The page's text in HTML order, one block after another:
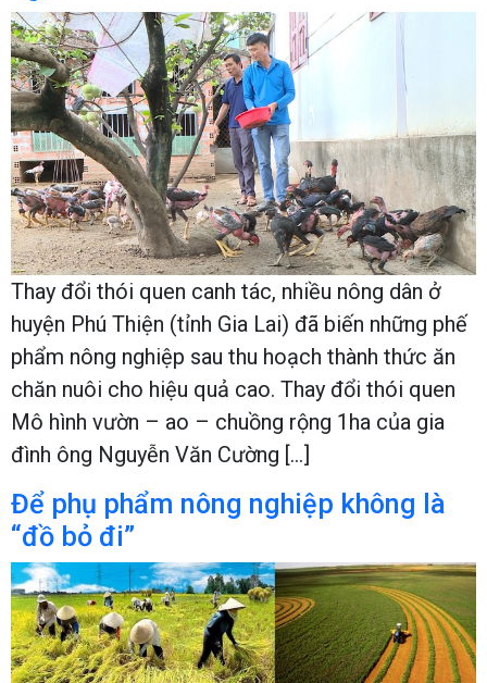
Thay đổi thói quen canh tác, nhiều nông dân ở
huyện Phú Thiện (tỉnh Gia Lai) đã biến những phế
phẩm nông nghiệp sau thu hoạch thành thức ăn
chăn nuôi cho hiệu quả cao. Thay đổi thói quen
Mô hình vườn – ao – chuồng rộng 1ha của gia
đình ông Nguyễn Văn Cường […]
Để phụ phẩm nông nghiệp không là
“đồ bỏ đi”